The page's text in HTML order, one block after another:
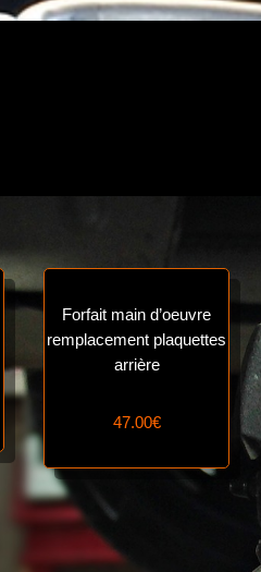
Forfait main d’oeuvre
remplacement plaquettes
arrière
47.00€